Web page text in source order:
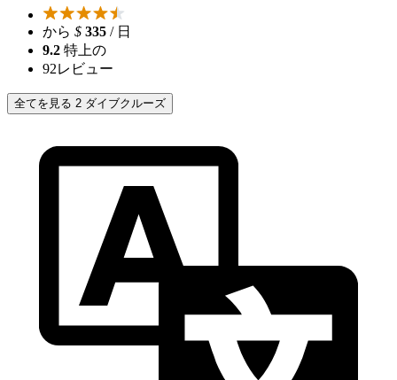
から $ 335 / 日
9.2 特上の
92レビュー
全てを見る 2 ダイブクルーズ